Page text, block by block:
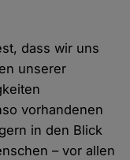
dass wir uns
unserer
vorhandenen
in den Blick
– vor allen